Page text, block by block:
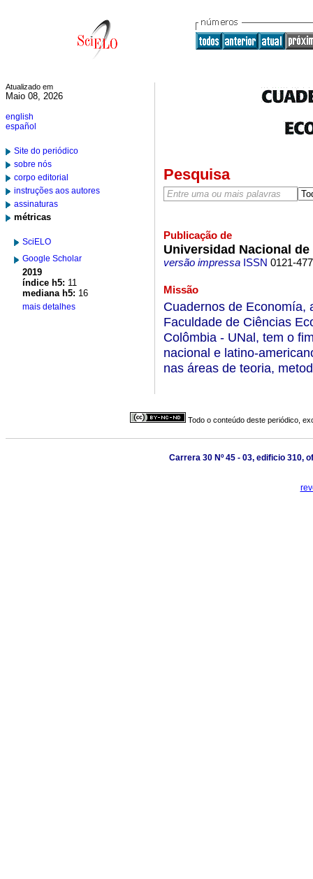
Atualizado em
Maio 08, 2026
english
español
Site do periódico
sobre nós
corpo editorial
instruções aos autores
assinaturas
métricas
SciELO
Google Scholar
2019
índice h5: 11
mediana h5: 16
mais detalhes
Pesquisa
Publicação de
Universidad Nacional
versão impressaISSN 0121-
Missão
Cuadernos de Economía,
Faculdade de Ciências
Colômbia - UNal, tem o
nacional e latino-
nas áreas de teoria,
Todo o conteúdo deste periódico,
Carrera 30 Nº 45 - 03, edificio 310,